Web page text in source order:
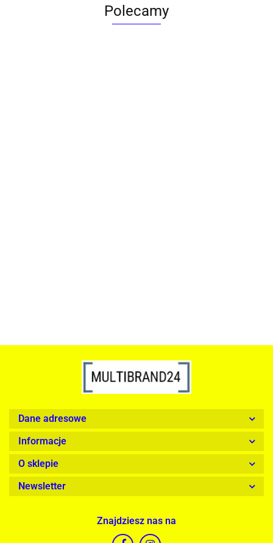
Polecamy
Dane adresowe
Informacje
O sklepie
Newsletter
Znajdziesz nas na